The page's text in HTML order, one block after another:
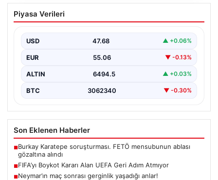
FIFA’yı Boykot Kararı Alan UEFA Geri
Adım Atmıyor
günlerde gündeme gelen FIFA Başkanı Gianni
Infantino’nun Dünya…
Piyasa Verileri
USD 47.68 ▲ +0.06%
EUR 55.06 ▼ -0.13%
ALTIN 6494.5 ▲ +0.03%
BTC 3062340 ▼ -0.30%
Son Eklenen Haberler
■Burkay Karatepe soruşturması. FETÖ mensubunun ablası
gözaltına alındı
■FIFA’yı Boykot Kararı Alan UEFA Geri Adım Atmıyor
■Neymar’ın maç sonrası gerginlik yaşadığı anlar!